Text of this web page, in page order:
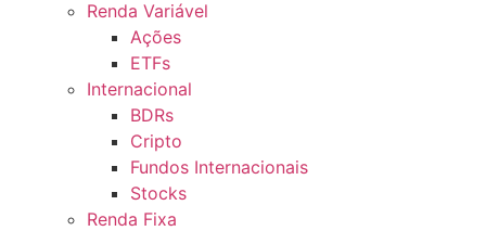
Renda Variável
Ações
ETFs
Internacional
BDRs
Cripto
Fundos Internacionais
Stocks
Renda Fixa